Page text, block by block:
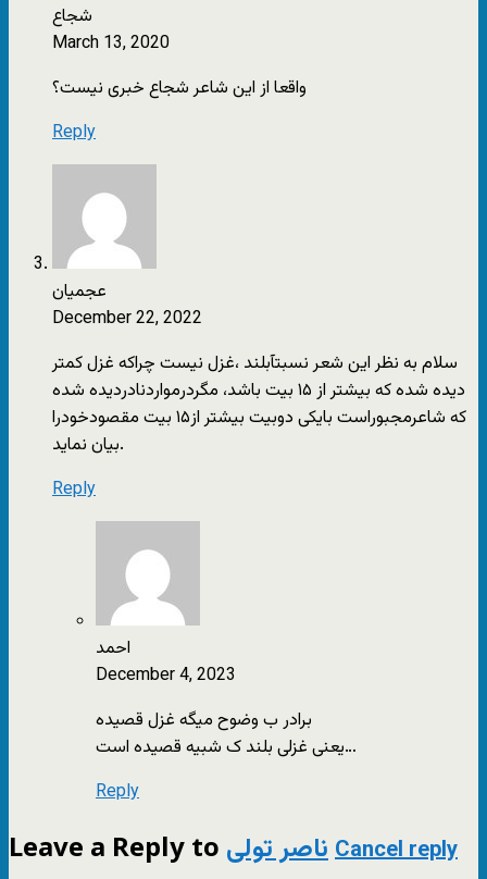
شجاع
March 13, 2020
واقعا از این شاعر شجاع خبری نیست؟
Reply
عجمیان
December 22, 2022
سلام به نظر این شعر نسبتآبلند ،غزل نیست چراکه غزل کمتر
دیده شده که بیشتر از ۱۵ بیت باشد، مگردرمواردنادردیده شده
که شاعرمجبوراست بایکی دوبیت بیشتر از۱۵ بیت مقصودخودرا
بیان نماید.
Reply
احمد
December 4, 2023
برادر ب وضوح میگه غزل قصیده
یعنی غزلی بلند ک شبیه قصیده است…
Reply
Leave a Reply to ناصر تولیCancel reply